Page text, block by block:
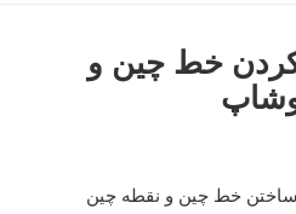
خط چین و
ساختن خط چین و نقطه چین